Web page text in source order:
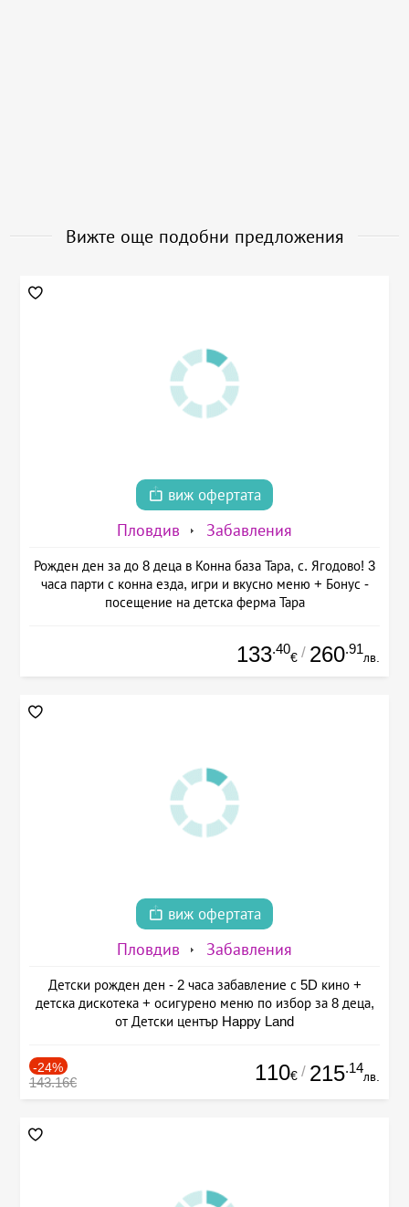
Вижте още подобни предложения
виж офертата
Пловдив Забавления
Рожден ден за до 8 деца в Конна база Тара, с. Ягодово! 3
часа парти с конна езда, игри и вкусно меню + Бонус -
посещение на детска ферма Тара
133.40
€ / 260.91
лв.
виж офертата
Пловдив Забавления
Детски рожден ден - 2 часа забавление с 5D кино +
детска дискотека + осигурено меню по избор за 8 деца,
от Детски център Happy Land
-24%
143.16€ 110€ / 215.14
лв.